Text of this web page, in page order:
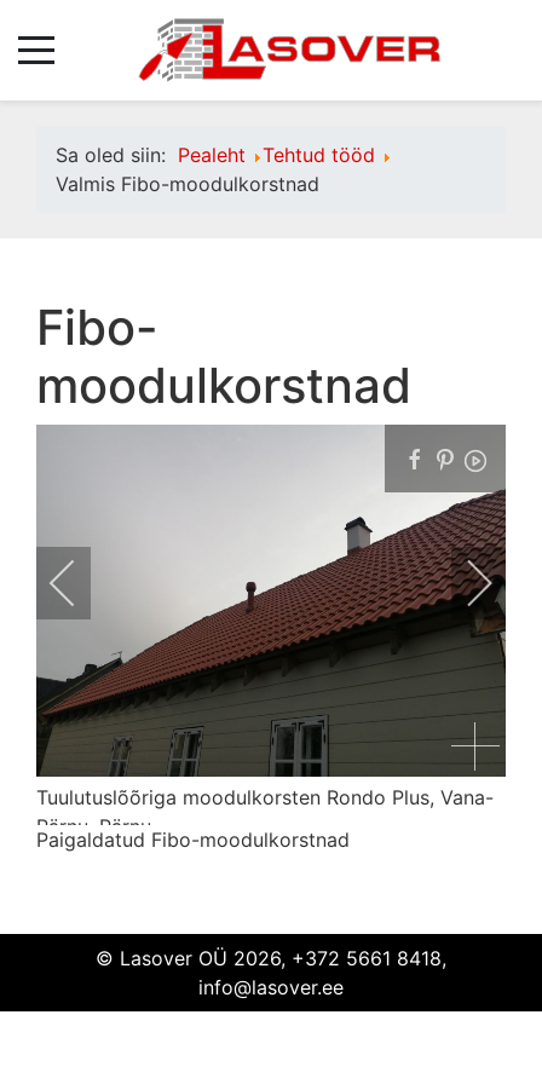
Sa oled siin: Pealeht
Tehtud tööd
Valmis Fibo-moodulkorstnad
Fibo-
moodulkorstnad
Tuulutuslõõriga moodulkorsten Rondo Plus, Vana-
Pärnu, Pärnu
Paigaldatud Fibo-moodulkorstnad
© Lasover OÜ 2026, +372 5661 8418,
info@lasover.ee